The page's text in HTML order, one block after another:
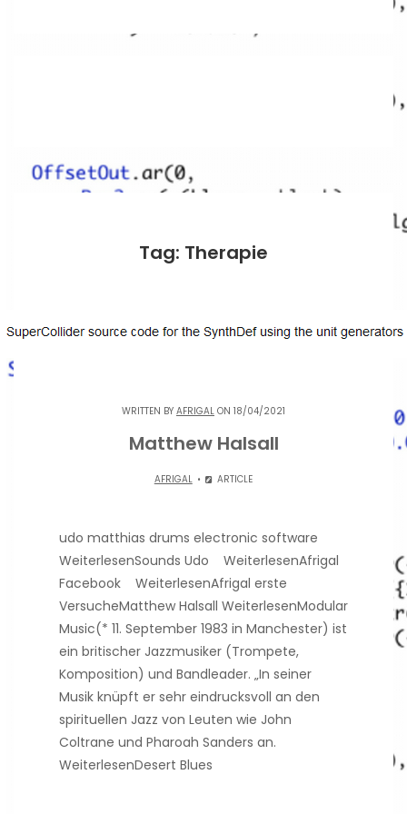
Tag: Therapie
WRITTEN BY AFRIGAL ON 18/04/2021
Matthew Halsall
AFRIGAL ARTICLE
udo matthias drums electronic software
WeiterlesenSounds Udo WeiterlesenAfrigal
Facebook WeiterlesenAfrigal erste
VersucheMatthew Halsall WeiterlesenModular
Music(* 11. September 1983 in Manchester) ist
ein britischer Jazzmusiker (Trompete,
Komposition) und Bandleader. „In seiner
Musik knüpft er sehr eindrucksvoll an den
spirituellen Jazz von Leuten wie John
Coltrane und Pharoah Sanders an.
WeiterlesenDesert Blues